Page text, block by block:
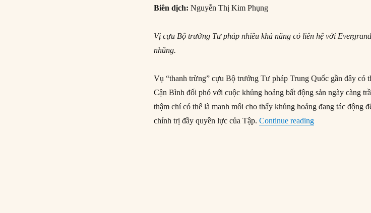
Biên dịch:Nguyễn Thị Kim Phụng
Vị cựu Bộ trưởng Tư pháp nhiều khả năng có liên hệ với
nhũng.
Vụ “thanh trừng” cựu Bộ trưởng Tư pháp Trung Quốc gần đây có
Cận Bình đối phó với cuộc khủng hoảng bất động sản ngày càng
thậm chí có thể là manh mối cho thấy khủng hoảng đang tác động
chính trị đầy quyền lực của Tập.Continue reading“Vụ thanh trừng